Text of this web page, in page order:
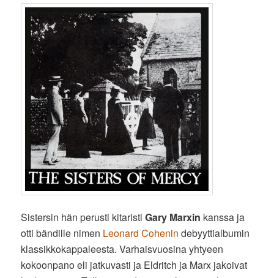
Sistersin hän perusti kitaristiGary Marxin kanssa ja
otti bändille nimen Leonard Cohenin debyyttialbumin
klassikkokappaleesta. Varhaisvuosina yhtyeen
kokoonpano eli jatkuvasti ja Eldritch ja Marx jakoivat